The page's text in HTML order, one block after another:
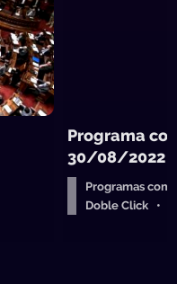
Programa
30/08/2022
Programas
Doble Click •